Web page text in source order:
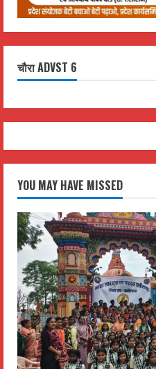
चौरा ADVST 6
YOU MAY HAVE MISSED